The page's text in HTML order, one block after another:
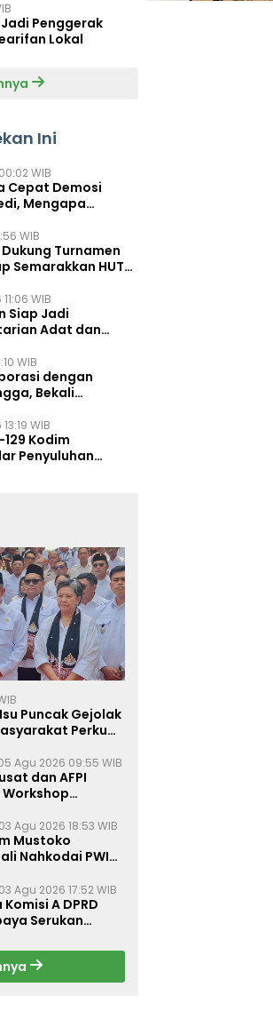
Penggerak
Lokal
Ini
WIB
Cepat Demosi
Mengapa
WIB
Turnamen
Semarakkan HUT
WIB
Siap Jadi
Adat dan
WIB
dengan
Bekali
WIB
Kodim
Penyuluhan
Puncak Gejolak
Perkuat
Agu 2026 09:55 WIB
dan AFPI
Keuangan, dan
Publik
Agu 2026 18:53 WIB
Mustoko
Nahkodai PWI
Sinergi Antar
Kian Kuat
Agu 2026 17:52 WIB
A DPRD
Serukan
Putih Sambut
81 RI